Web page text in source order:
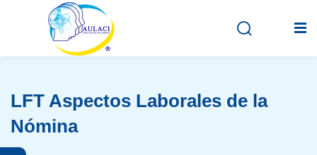
Inicio
LFT Aspectos Laborales de la
Nómina